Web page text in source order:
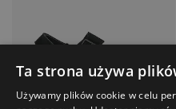
Ta strona używa
Używamy plików cookie w celu